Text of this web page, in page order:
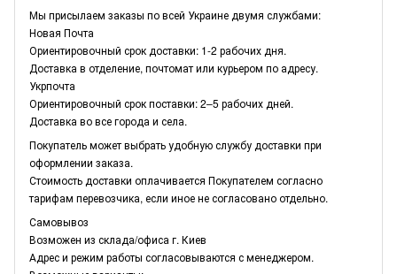
Мы присылаем заказы по всей Украине двумя службами:
Новая Почта
Ориентировочный срок доставки: 1-2 рабочих дня.
Доставка в отделение, почтомат или курьером по адресу.
Укрпочта
Ориентировочный срок поставки: 2–5 рабочих дней.
Доставка во все города и села.
Покупатель может выбрать удобную службу доставки при
оформлении заказа.
Стоимость доставки оплачивается Покупателем согласно
тарифам перевозчика, если иное не согласовано отдельно.
Самовывоз
Возможен из склада/офиса г. Киев
Адрес и режим работы согласовываются с менеджером.